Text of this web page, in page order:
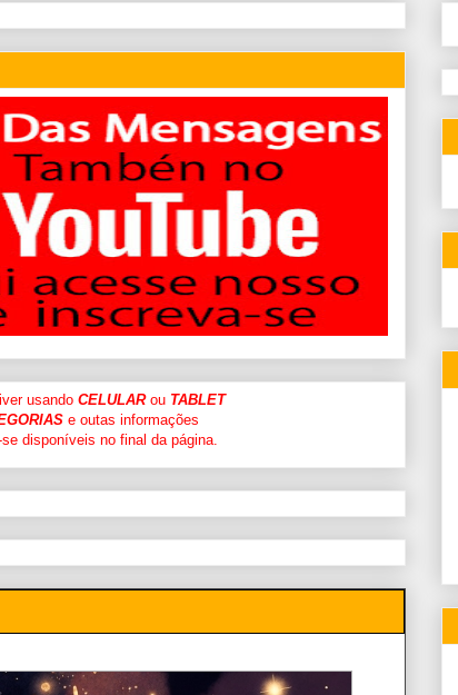
usando CELULARou TABLET
e outas informações
disponíveis no final da página.